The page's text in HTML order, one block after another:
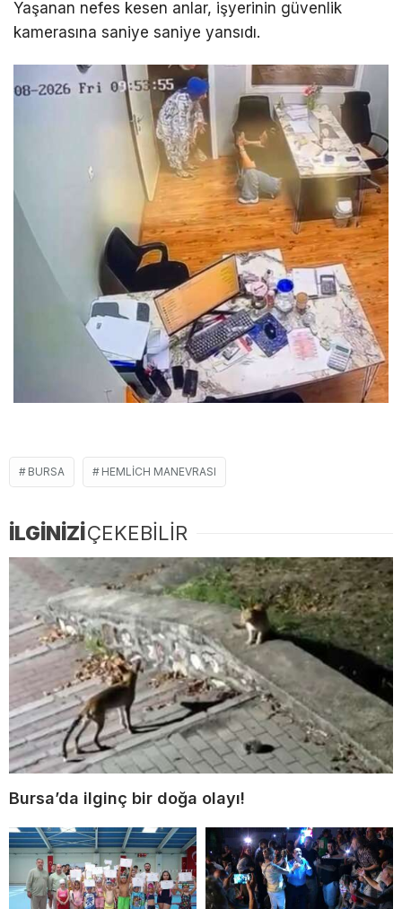
Yaşanan nefes kesen anlar, işyerinin güvenlik
kamerasına saniye saniye yansıdı.
BURSA HEMLICH MANEVRASI
İLGİNİZİÇEKEBİLİR
Bursa’da ilginç bir doğa olayı!